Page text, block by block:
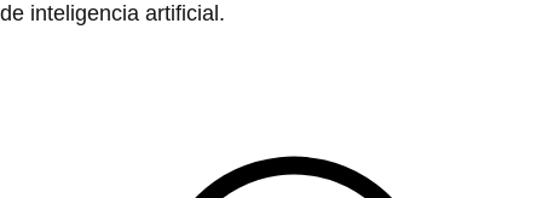
de inteligencia artificial.